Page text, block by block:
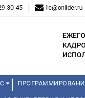
30-45 1c@onlider.ru